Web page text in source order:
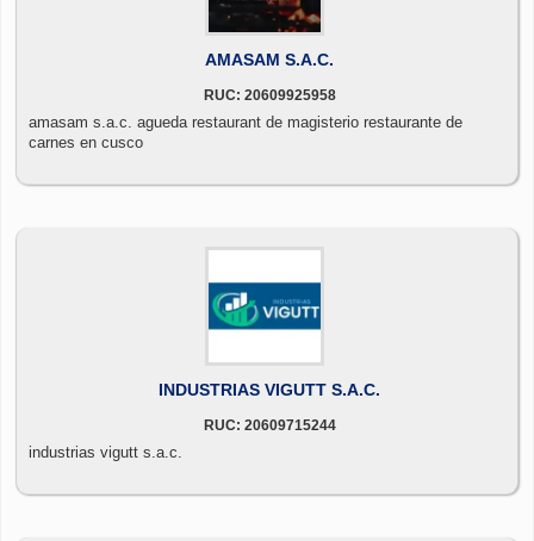
AMASAM S.A.C.
RUC: 20609925958
amasam s.a.c. agueda restaurant de magisterio restaurante de
carnes en cusco
INDUSTRIAS VIGUTT S.A.C.
RUC: 20609715244
industrias vigutt s.a.c.